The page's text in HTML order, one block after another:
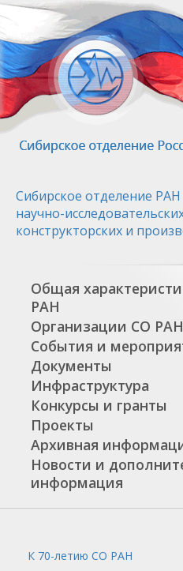
Перейти
основному
содержанию
Сибирское отделение
научно-
конструкторских и
Общая
РАН
Организации СО РАН
События и
Документы
Инфраструктура
Конкурсы и гранты
Проекты
Архивная
Новости и
информация
К 70-летию СО РАН